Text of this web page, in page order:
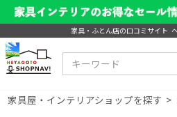
家具・ふとん店の口コミサイト
家具屋・インテリアショップを探す